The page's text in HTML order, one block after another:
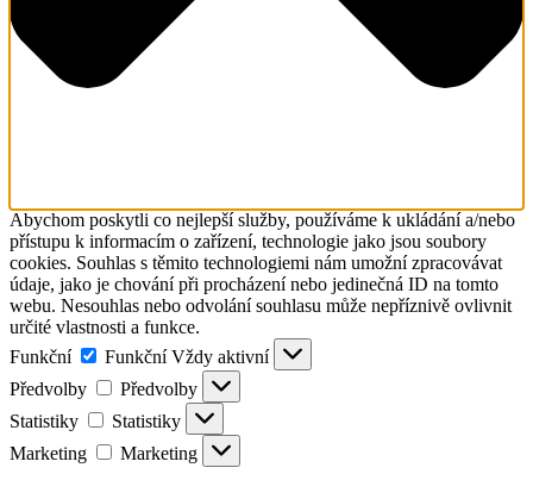
Abychom poskytli co nejlepší služby, používáme k ukládání a/nebo
přístupu k informacím o zařízení, technologie jako jsou soubory
cookies. Souhlas s těmito technologiemi nám umožní zpracovávat
údaje, jako je chování při procházení nebo jedinečná ID na tomto
webu. Nesouhlas nebo odvolání souhlasu může nepříznivě ovlivnit
určité vlastnosti a funkce.
Funkční
Funkční Vždy aktivní
Předvolby
Předvolby
Statistiky
Statistiky
Marketing
Marketing